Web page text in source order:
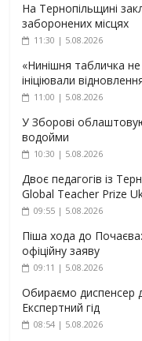
На Тернопільщині
заборонених місцях
11:30 | 5.08.2026
«Нинішня табличка не
ініціювали
11:00 | 5.08.2026
У Зборові
водойми
10:30 | 5.08.2026
Двоє педагогів із
Global Teacher Prize
09:55 | 5.08.2026
Піша хода до
офіційну заяву
09:11 | 5.08.2026
Обираємо диспенсер
Експертний гід
08:54 | 5.08.2026